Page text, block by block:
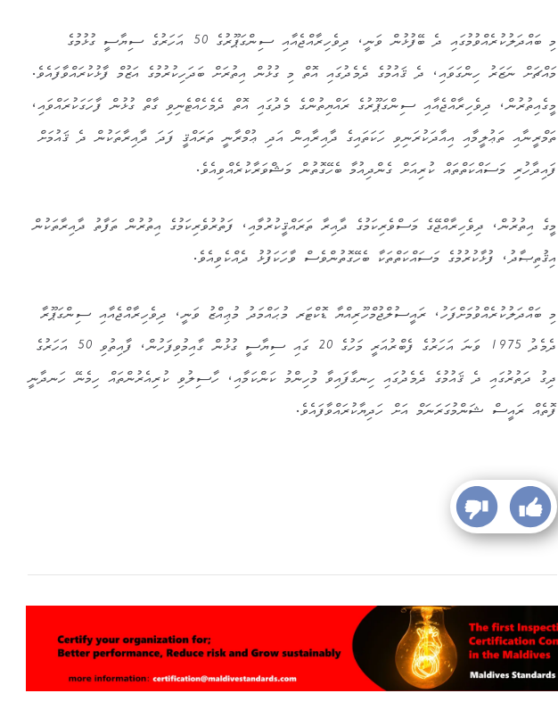
މި ބައްދަލުކުރެއްވުމުގައި ދެ ބޭފުޅުން ވަނީ، ދިވެހިރާއްޖެއާއި ސިންގަޕޫރުގެ 50 އަހަރުގެ ސިޔާސީ ގުޅުމުގެ
މައްޗަށް ނަޒަރު ހިންގަވައި، ދެ ޤައުމުގެ ދެމެދުގައި އޮތް މި ގުޅުން އިތުރަށް ބަދަހިކުރުމުގެ އަޒުމް ފާޅުކުރައްވާފައެވެ.
މީގެއިތުރުން، ދިވެހިރާއްޖެއާއި ސިންގަޕޫރުގެ ރައްޔިތުންގެ މެދުގައި އޮތް ދެމެހެއްޓެނިވި ގާތް ގުޅުން ފާހަގަކުރައްވައި،
ތަމްރީނާއި ތަޢުލީމާއި އިއާދަކުރަނިވި ހަކަތައިގެ ދާއިރާއިން އަދި ޢުމްރާނީ ތަރައްޤީ ފަދަ ދާއިރާތަކުން ދެ ޤައުމަށް
ފައިދާހުރި މަސައްކަތްތައް ކުރިއަށް ގެންދިއުމާ ބެހޭގޮތުން މަޝްވަރާކުރެއްވިއެވެ.
މީގެ އިތުރުން، ދިވެހިރާއްޖޭގެ މަސްވެރިކަމުގެ ދާއިރާ ތަރައްޤީކުރުމާއި، ފަތުރުވެރިކަމުގެ އިތުރުން ތަފާތު ދާއިރާތަކުން
އިޤުތިޞާދު، ފުޅާކުރުމުގެ މަސައްކަތްތަކާ ބެހޭގޮތުންވެސް ވާހަކަފުޅު ދެއްކެވިއެވެ.
މި ބައްދަލުކުރެއްވުމަށްފަހު، ރައީސުލްޖުމްހޫރިއްޔާ ޑޮކްޓަރ މުޙައްމަދު މުޢިއްޒު ވަނީ، ދިވެހިރާއްޖެއާއި ސިންގަޕޫރާ
ދެމެދު 1975 ވަނަ އަހަރުގެ ފެބްރުއަރީ މަހުގެ 20 ގައި ސިޔާސީ ގުޅުން ގާއިމުވިފަހުން، ފާއިތުވި 50 އަހަރުގެ
ދިގު ދަތުރުގައި ދެ ޤައުމުގެ ދެމެދުގައި ހިނގާފައިވާ މުހިންމު ކަންކަމާއި، ހާސިލުވި ކުރިއެރުންތައް ހިމެނޭ ހަނދާނީ
ފޮތެއް ރައީސް ޝަންމުގަރަނަމް އަށް ހަދިޔާކުރައްވާފައެވެ.